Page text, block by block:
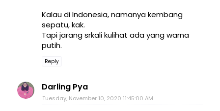
Kalau di Indonesia, namanya kembang
sepatu, kak.
Tapi jarang srkali kulihat ada yang warna
putih.
Reply
Darling Pya
Tuesday, November 10, 2020 11:45:00 AM